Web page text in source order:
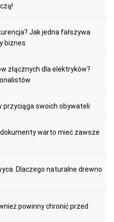
Jak jedna fałszywa
biznes
złącznych dla elektryków?
przyciąga swoich obywateli
warto mieć zawsze
Dlaczego naturalne drewno
powinny chronić przed